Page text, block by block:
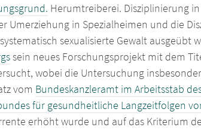
Herumtreiberei. Disziplinierung
Umerziehung in Spezialheimen und die
sexualisierte Gewalt ausgeübt
sein neues Forschungsprojekt mit dem
wobei die Untersuchung
vom Bundeskanzleramt im Arbeitsstab
für gesundheitliche Langzeitfolgen
erhöht wurde und auf das Kriterium